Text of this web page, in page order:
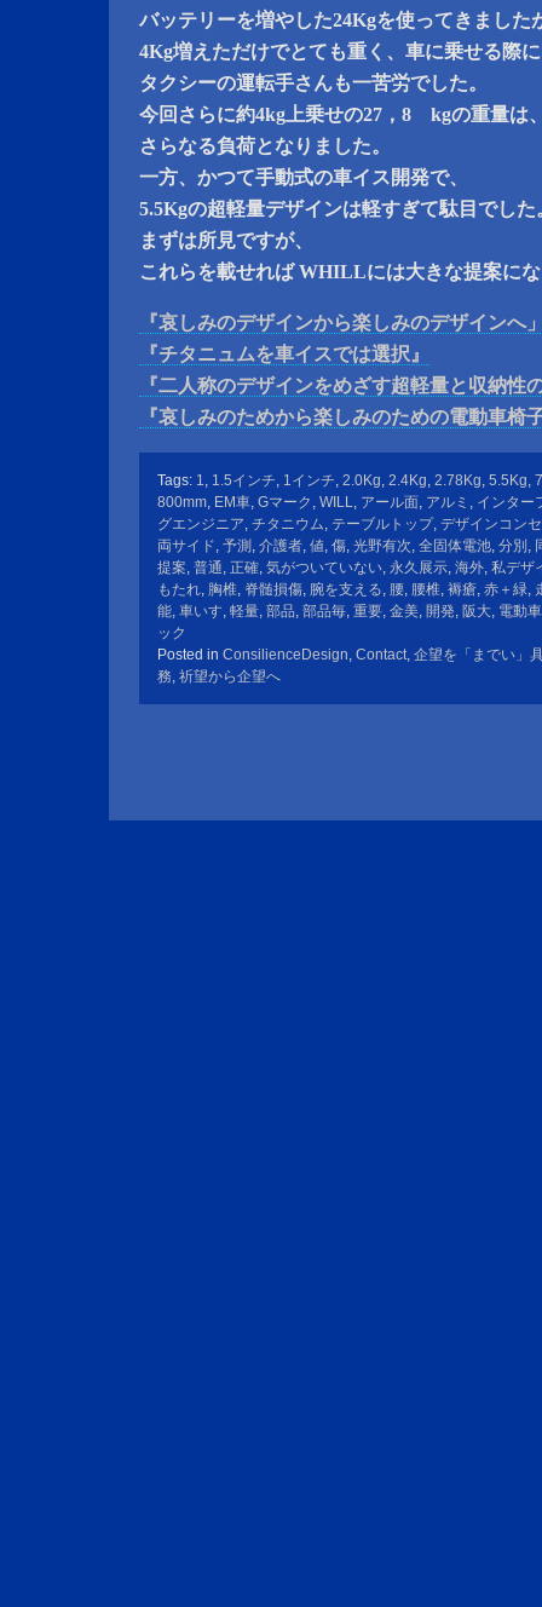
バッテリーを増やした24Kgを使ってきました
4Kg増えただけでとても重く、車に乗せる際
タクシーの運転手さんも一苦労でした。
今回さらに約4kg上乗せの27，8 kgの重量は
さらなる負荷となりました。
一方、かつて手動式の車イス開発で、
5.5Kgの超軽量デザインは軽すぎて駄目でした
まずは所見ですが、
これらを載せれば WHILLには大きな提案に
『哀しみのデザインから楽しみのデザインへ
『チタニュムを車イスでは選択』
『二人称のデザインをめざす超軽量と収納性
『哀しみのためから楽しみのための電動車椅
Tags: 1, 1.5インチ, 1インチ, 2.0Kg, 2.4Kg, 2.78Kg, 5.5Kg,
800mm, EM車, Gマーク , WILL, アール面, アルミ , インター
グエンジニア, チタニウム, テーブルトップ, デザインコン
両サイド, 予測 , 介護者, 値, 傷, 光野有次, 全固体電池, 分別 ,
提案, 普通, 正確, 気がついていない, 永久展示, 海外, 私デザ
もたれ, 胸椎, 脊髄損傷, 腕を支える, 腰, 腰椎, 褥瘡, 赤＋緑,
能, 車いす, 軽量, 部品, 部品毎, 重要, 金美, 開発, 阪大, 電動
ック
Posted in ConsilienceDesign, Contact, 企望を「までい」
務, 祈望から企望へ